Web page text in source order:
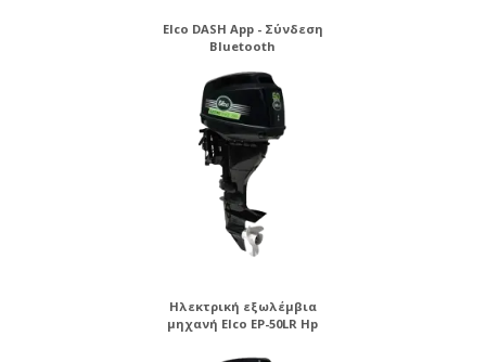
Elco DASH App - Σύνδεση
Bluetooth
Ηλεκτρική εξωλέμβια
μηχανή Elco EP-50LR Hp